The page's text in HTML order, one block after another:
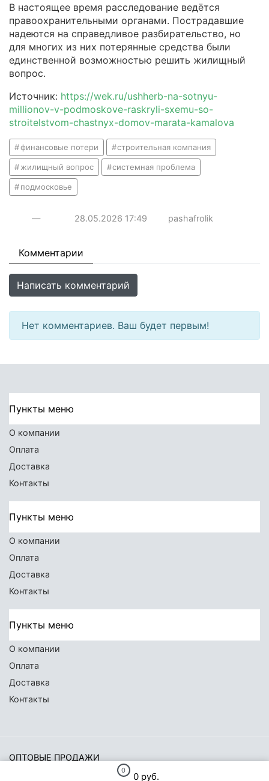
В настоящее время расследование ведётся
правоохранительными органами. Пострадавшие
надеются на справедливое разбирательство, но
для многих из них потерянные средства были
единственной возможностью решить жилищный
вопрос.
Источник: https://wek.ru/ushherb-na-sotnyu-
millionov-v-podmoskove-raskryli-sxemu-so-
stroitelstvom-chastnyx-domov-marata-kamalova
финансовые потери строительная компания
жилищный вопрос системная проблема
подмосковье
— 28.05.2026 17:49 pashafrolik
Комментарии
Написать комментарий
Нет комментариев. Ваш будет первым!
Пункты меню
О компании
Оплата
Доставка
Контакты
Пункты меню
О компании
Оплата
Доставка
Контакты
Пункты меню
О компании
Оплата
Доставка
Контакты
ОПТОВЫЕ ПРОДАЖИ
0
0 руб.